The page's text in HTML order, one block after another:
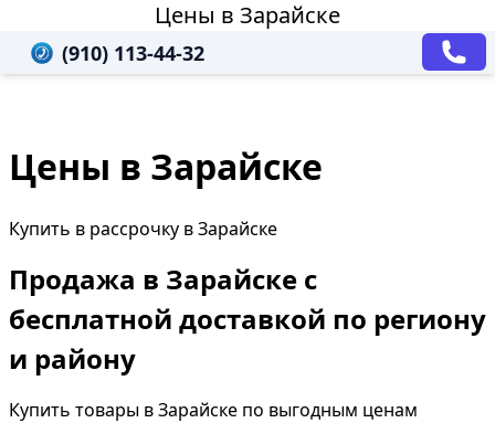
Цены в Зарайске
(910) 113-44-32
Цены в Зарайске
Купить в рассрочку в Зарайске
Продажа в Зарайске с
бесплатной доставкой по региону
и району
Купить товары в Зарайске по выгодным ценам